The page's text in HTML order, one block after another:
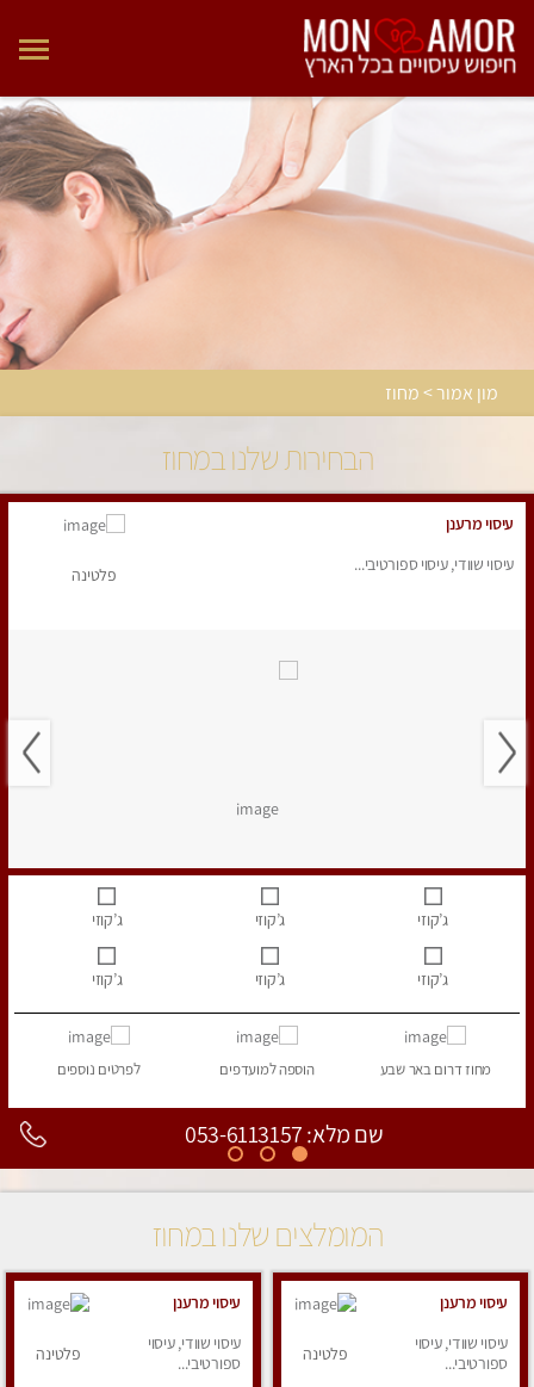
מון אמור > מחוז
הבחירות שלנו במחוז
עיסוי מרענן
עיסוי שוודי, עיסוי ספורטיבי...
פלטינה
ג’קוזי ג’קוזי ג’קוזי
ג’קוזי ג’קוזי ג’קוזי
מחוז דרוםבאר שבע הוספהלמועדפים לפרטים נוספים
שם מלא: 053-6113157
המומלצים שלנו במחוז
עיסוי מרענן
עיסוי שוודי, עיסוי
ספורטיבי...
פלטינה
עיסוי מרענן
עיסוי שוודי, עיסוי
ספורטיבי...
פלטינה